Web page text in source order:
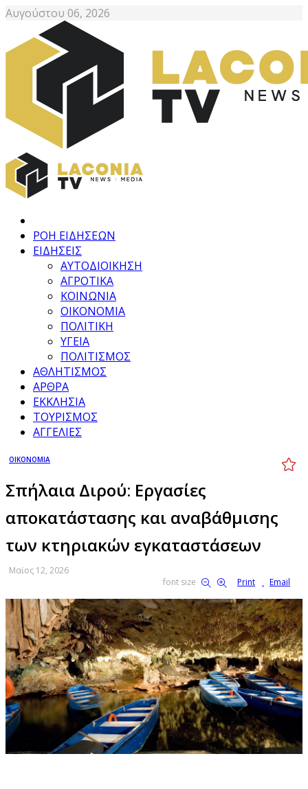
Αυγούστου 06, 2026
ΡΟΗ ΕΙΔΗΣΕΩΝ
ΕΙΔΗΣΕΙΣ
ΑΥΤΟΔΙΟΙΚΗΣΗ
ΑΓΡΟΤΙΚΑ
ΚΟΙΝΩΝΙΑ
ΟΙΚΟΝΟΜΙΑ
ΠΟΛΙΤΙΚΗ
ΥΓΕΙΑ
ΠΟΛΙΤΙΣΜΟΣ
ΑΘΛΗΤΙΣΜΟΣ
ΑΡΘΡΑ
ΕΚΚΛΗΣΙΑ
ΤΟΥΡΙΣΜΟΣ
ΑΓΓΕΛΙΕΣ
ΟΙΚΟΝΟΜΙΑ
Σπήλαια Διρού: Εργασίες
αποκατάστασης και αναβάθμισης
των κτηριακών εγκαταστάσεων
Μαϊος 12, 2026
font size
Print Email